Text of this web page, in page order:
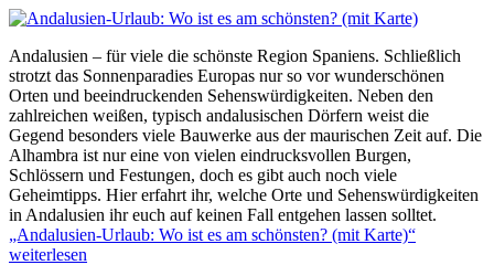
Andalusien – für viele die schönste Region Spaniens. Schließlich
strotzt das Sonnenparadies Europas nur so vor wunderschönen
Orten und beeindruckenden Sehenswürdigkeiten. Neben den
zahlreichen weißen, typisch andalusischen Dörfern weist die
Gegend besonders viele Bauwerke aus der maurischen Zeit auf. Die
Alhambra ist nur eine von vielen eindrucksvollen Burgen,
Schlössern und Festungen, doch es gibt auch noch viele
Geheimtipps. Hier erfahrt ihr, welche Orte und Sehenswürdigkeiten
in Andalusien ihr euch auf keinen Fall entgehen lassen solltet.
„Andalusien-Urlaub: Wo ist es am schönsten? (mit Karte)“
weiterlesen